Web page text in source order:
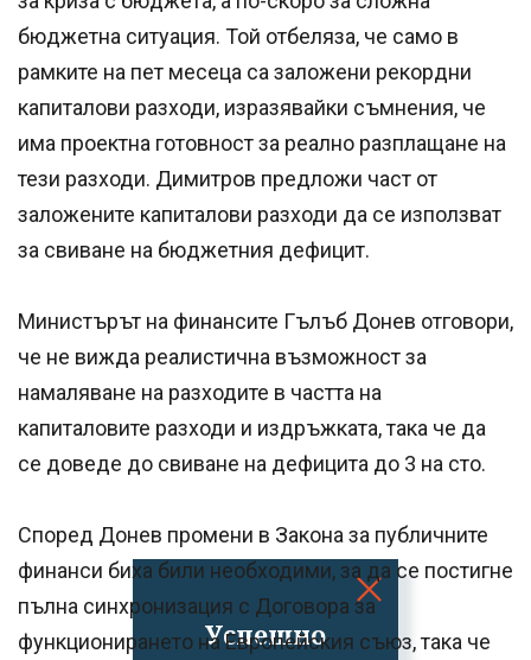
Успешно
бюджетна ситуация. Той отбеляза, че само в
рамките на пет месеца са заложени рекордни
капиталови разходи, изразявайки съмнения, че
има проектна готовност за реално разплащане на
тези разходи. Димитров предложи част от
заложените капиталови разходи да се използват
за свиване на бюджетния дефицит.
Министърът на финансите Гълъб Донев отговори,
че не вижда реалистична възможност за
намаляване на разходите в частта на
капиталовите разходи и издръжката, така че да
се доведе до свиване на дефицита до 3 на сто.
Според Донев промени в Закона за публичните
финанси биха били необходими, за да се постигне
пълна синхронизация с Договора за
функционирането на Европейския съюз, така че